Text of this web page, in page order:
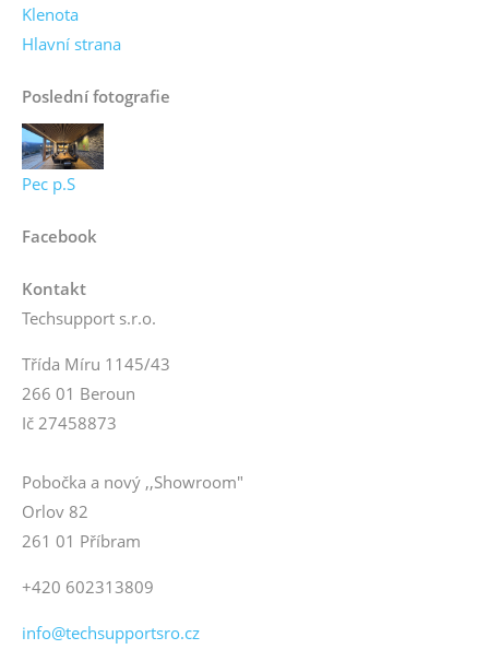
Klenota
Hlavní strana
Poslední fotografie
Pec p.S
Facebook
Kontakt
Techsupport s.r.o.
Třída Míru 1145/43
266 01 Beroun
Ič 27458873
Pobočka a nový ,,Showroom"
Orlov 82
261 01 Příbram
+420 602313809
info@techsupportsro.cz